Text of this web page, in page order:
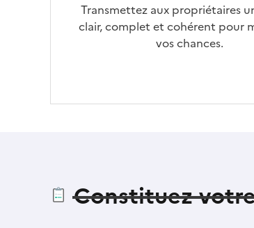
Transmettez aux propriétaires
clair, complet et cohérent pour
vos chances.
Constituez